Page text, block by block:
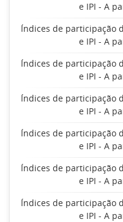
e IPI - A
Índices de participação
e IPI - A
Índices de participação
e IPI - A
Índices de participação
e IPI - A
Índices de participação
e IPI - A
Índices de participação
e IPI - A
Índices de participação
e IPI - A